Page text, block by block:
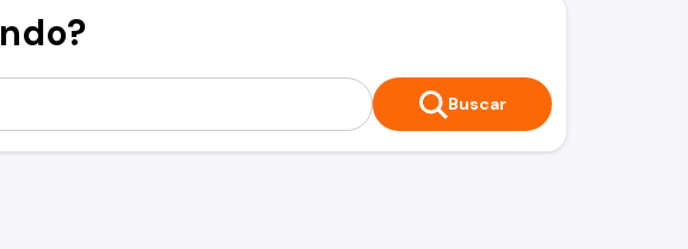
Buscar